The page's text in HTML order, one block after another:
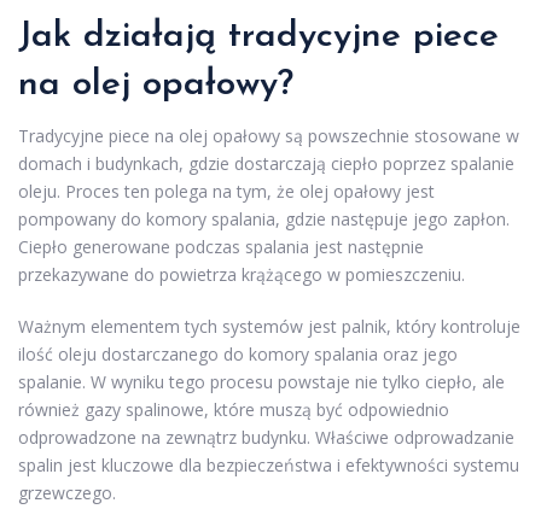
Jak działają tradycyjne piece
na olej opałowy?
Tradycyjne piece na olej opałowy są powszechnie stosowane w
domach i budynkach, gdzie dostarczają ciepło poprzez spalanie
oleju. Proces ten polega na tym, że olej opałowy jest
pompowany do komory spalania, gdzie następuje jego zapłon.
Ciepło generowane podczas spalania jest następnie
przekazywane do powietrza krążącego w pomieszczeniu.
Ważnym elementem tych systemów jest palnik, który kontroluje
ilość oleju dostarczanego do komory spalania oraz jego
spalanie. W wyniku tego procesu powstaje nie tylko ciepło, ale
również gazy spalinowe, które muszą być odpowiednio
odprowadzone na zewnątrz budynku. Właściwe odprowadzanie
spalin jest kluczowe dla bezpieczeństwa i efektywności systemu
grzewczego.